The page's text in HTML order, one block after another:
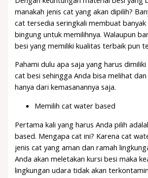
manakah jenis cat yang akan dipilih?
cat tersedia seringkali membuat
bingung untuk memilihnya. Walaupun
besi yang memiliki kualitas terbaik pun
Pahami dulu apa saja yang harus
cat besi sehingga Anda bisa melihat
hanya dari kemasanannya saja.
Memilih cat water based
Pertama kali yang harus Anda pilih
based. Mengapa cat ini? Karena cat
jenis cat yang aman dan ramah
Anda akan meletakan kursi besi maka
lingkungan udara tidak akan